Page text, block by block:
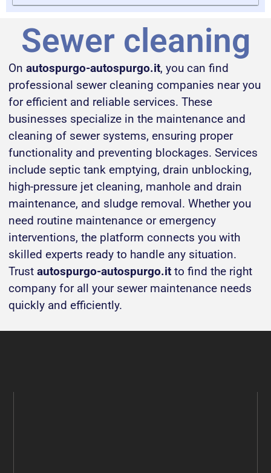
Sewer cleaning
On autospurgo-autospurgo.it, you can find
professional sewer cleaning companies near you
for efficient and reliable services. These
businesses specialize in the maintenance and
cleaning of sewer systems, ensuring proper
functionality and preventing blockages. Services
include septic tank emptying, drain unblocking,
high-pressure jet cleaning, manhole and drain
maintenance, and sludge removal. Whether you
need routine maintenance or emergency
interventions, the platform connects you with
skilled experts ready to handle any situation.
Trust autospurgo-autospurgo.it to find the right
company for all your sewer maintenance needs
quickly and efficiently.